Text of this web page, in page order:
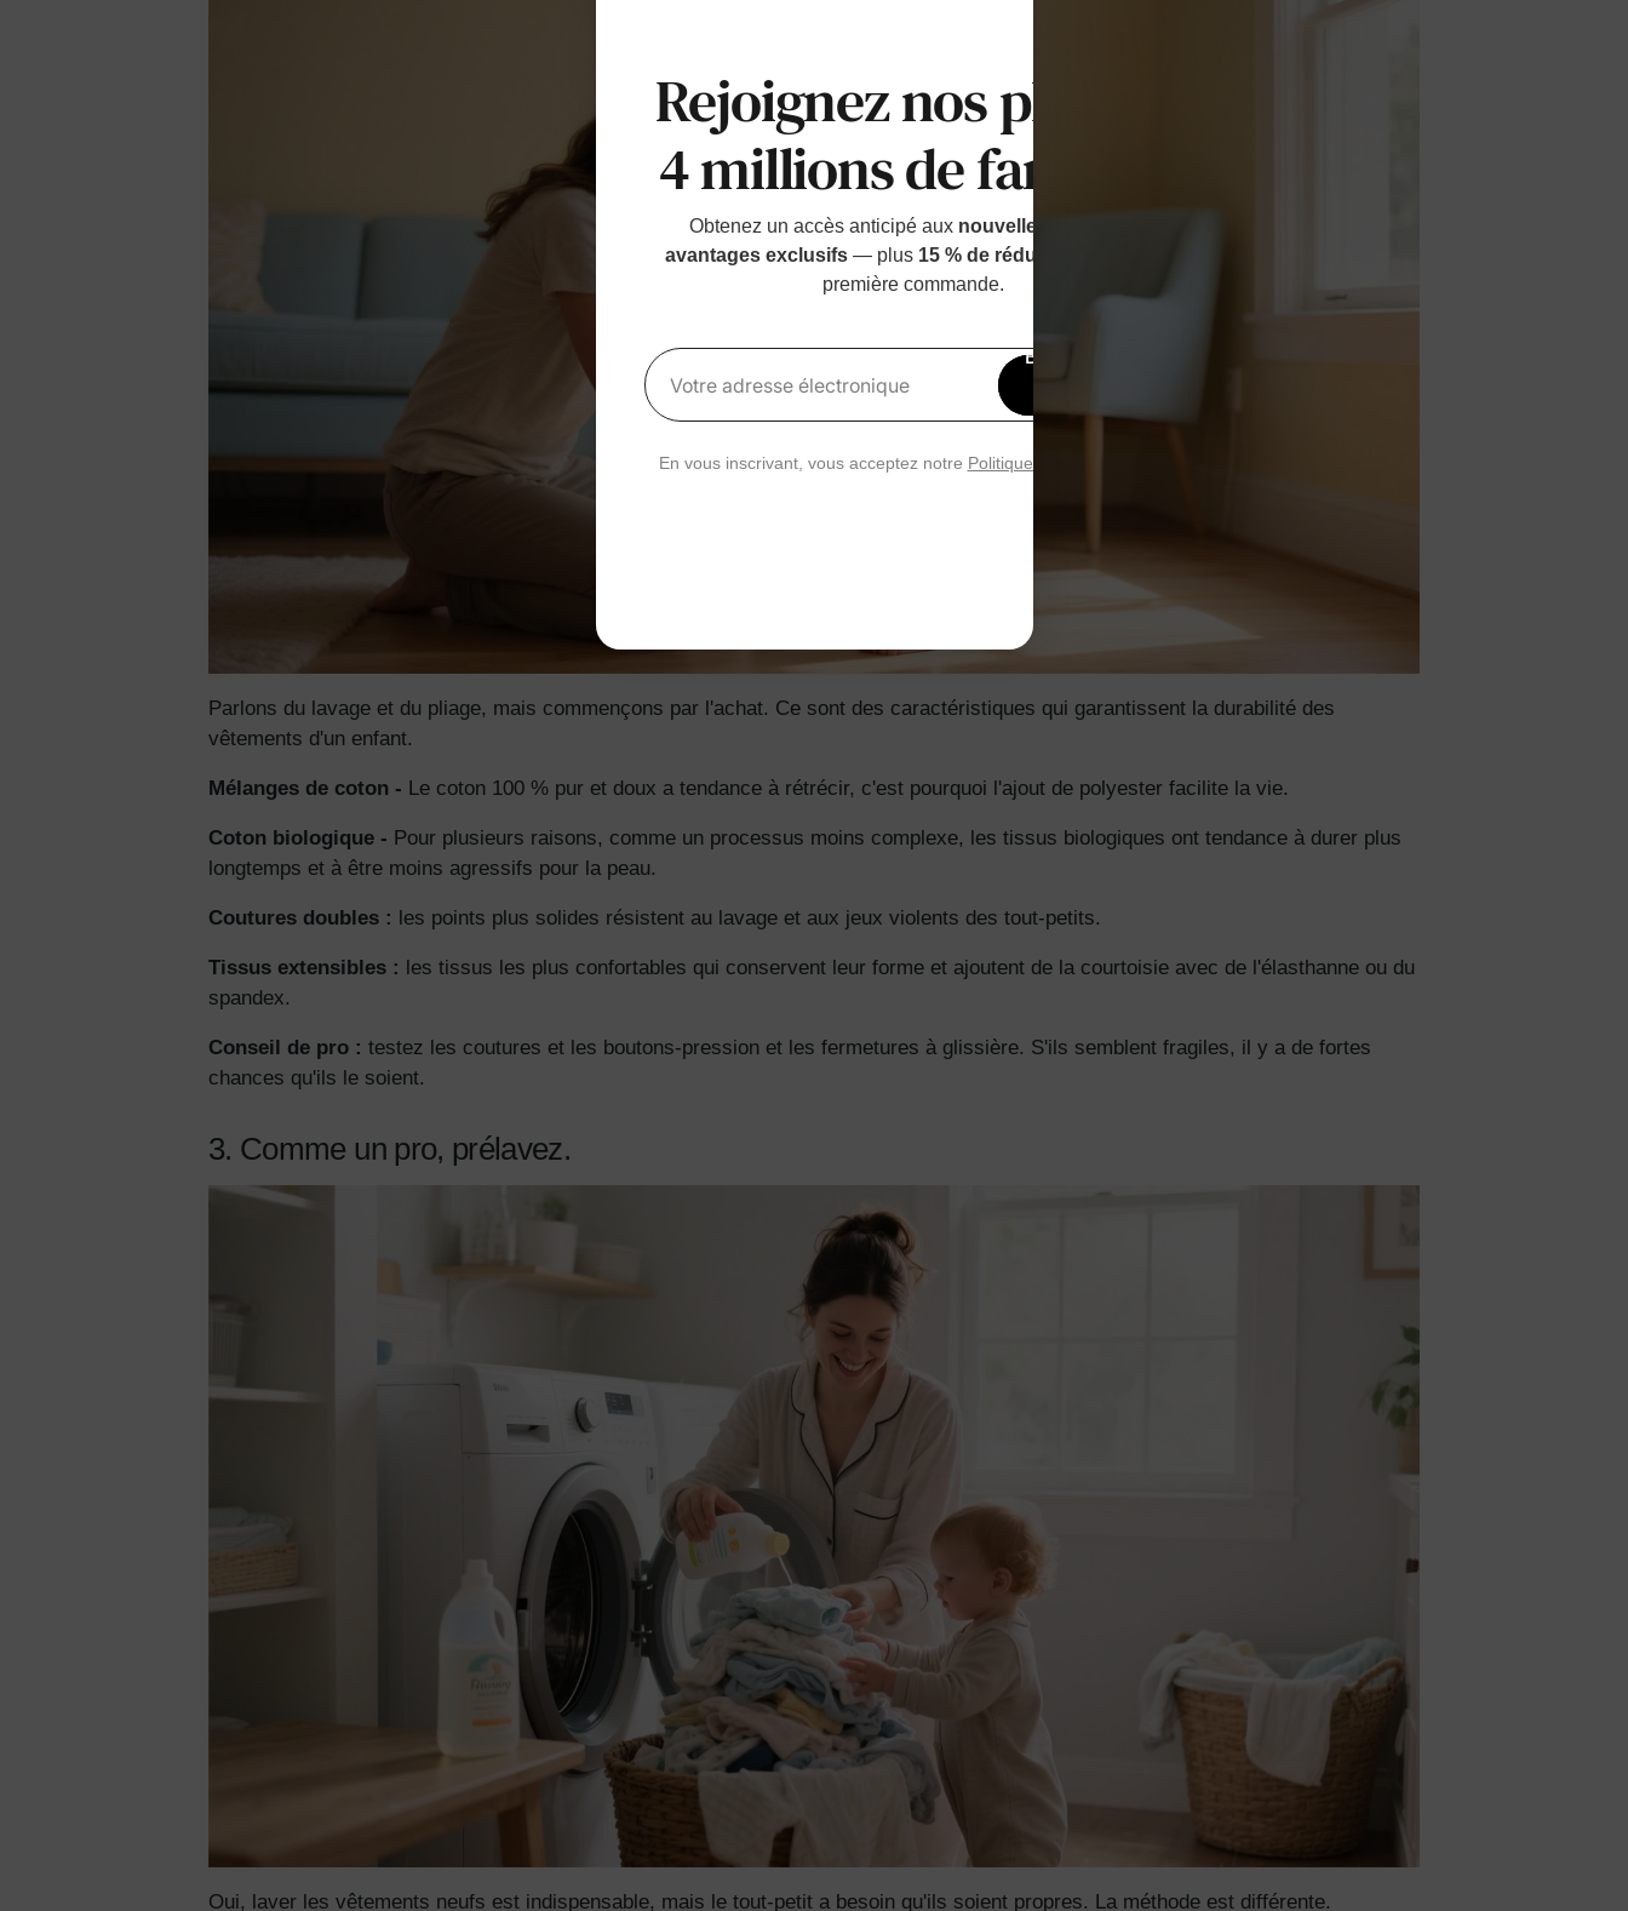
Parlons du lavage et du pliage, mais commençons par l'achat. Ce sont des caractéristiques qui garantissent la durabilité des
vêtements d'un enfant.
Mélanges de coton - Le coton 100 % pur et doux a tendance à rétrécir, c'est pourquoi l'ajout de polyester facilite la vie.
Coton biologique - Pour plusieurs raisons, comme un processus moins complexe, les tissus biologiques ont tendance à durer plus
longtemps et à être moins agressifs pour la peau.
Coutures doubles : les points plus solides résistent au lavage et aux jeux violents des tout-petits.
Tissus extensibles : les tissus les plus confortables qui conservent leur forme et ajoutent de la courtoisie avec de l'élasthanne ou du
spandex.
Conseil de pro : testez les coutures et les boutons-pression et les fermetures à glissière. S'ils semblent fragiles, il y a de fortes
chances qu'ils le soient.
3. Comme un pro, prélavez.
Oui, laver les vêtements neufs est indispensable, mais le tout-petit a besoin qu'ils soient propres. La méthode est différente.
Rejoignez nos plus de
4 millions de familles
Obtenez un accès anticipé aux nouvelles sorties et
avantages exclusifs— plus 15 % de réduction
première commande.
Votre adresse électronique
Bénéficiez de
réduction
En vous inscrivant, vous acceptez notre Politique de confidentialité